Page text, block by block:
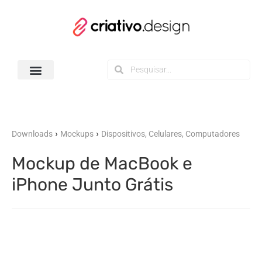
Downloads › Mockups › Dispositivos, Celulares, Computadores
Mockup de MacBook e
iPhone Junto Grátis